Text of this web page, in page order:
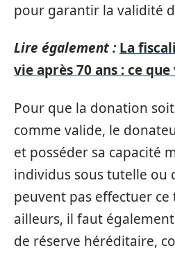
pour garantir la validité
Lire également : La
vie après 70 ans : ce
Pour que la donation
comme valide, le
et posséder sa capacité
individus sous tutelle ou
peuvent pas effectuer ce
ailleurs, il faut
de réserve héréditaire,